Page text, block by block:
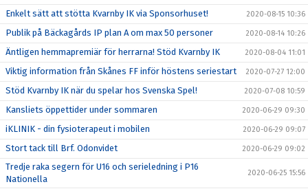
Enkelt sätt att stötta Kvarnby IK via Sponsorhuset! 2020-08-15 10:36
Publik på Bäckagårds IP plan A om max 50 personer 2020-08-14 10:26
Äntligen hemmapremiär för herrarna! Stöd Kvarnby IK 2020-08-04 11:01
Viktig information från Skånes FF inför höstens seriestart 2020-07-27 12:00
Stöd Kvarnby IK när du spelar hos Svenska Spel! 2020-07-08 10:59
Kansliets öppettider under sommaren 2020-06-29 09:30
iKLINIK - din fysioterapeut i mobilen 2020-06-29 09:07
Stort tack till Brf. Odonvidet 2020-06-29 09:02
Tredje raka segern för U16 och serieledning i P16
Nationella
2020-06-25 15:56